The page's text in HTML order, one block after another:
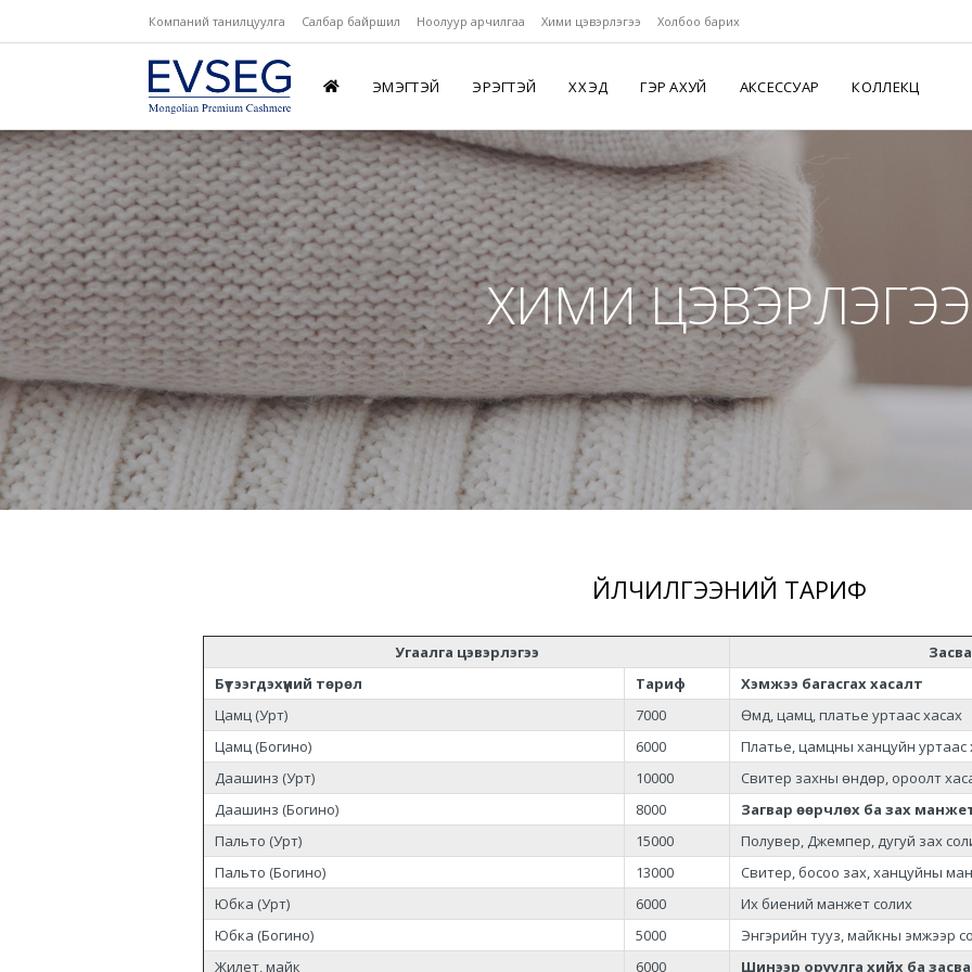
Компаний танилцуулга Салбар байршил Ноолуур арчилгаа Хими цэвэрлэгээ Холбоо барих
ЭМЭГТЭЙ ЭРЭГТЭЙ ХҮҮХЭД ГЭР АХУЙ АКСЕССУАР КОЛЛЕКЦ
ХИМИ ЦЭВЭРЛЭГЭЭ
ҮЙЛЧИЛГЭЭНИЙ ТАРИФ
Угаалга цэвэрлэгээ
Бүтээгдэхүүний төрөл
Тариф
Хэмжээ багасгах хасалт
Цамц (Урт)
7000
Өмд, цамц, платье уртаас хасах
Цамц (Богино)
6000
Платье, цамцны ханцуйн уртаас
Даашинз (Урт)
10000
Свитер захны өндөр, ороолт
Даашинз (Богино)
8000
Загвар өөрчлөх ба зах
Пальто (Урт)
15000
Полувер, Джемпер, дугуй зах
Пальто (Богино)
13000
Свитер, босоо зах, ханцуйны
Юбка (Урт)
6000
Их биений манжет солих
Юбка (Богино)
5000
Энгэрийн тууз, майкны эмжээр
Жилет, майк
6000 Шинээр оруулга хийх ба